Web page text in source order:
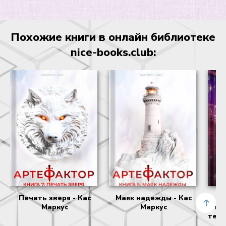
Похожие книги в онлайн библиотеке
nice-books.club:
Печать зверя - Кас
Маркус
Маяк надежды - Кас
Маркус